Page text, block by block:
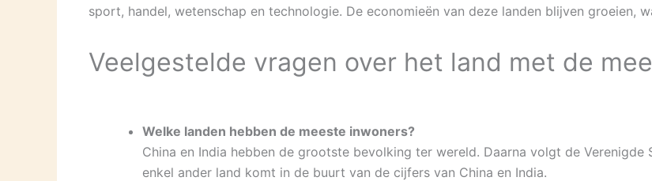
sport, handel, wetenschap en technologie. De economieën van deze landen blijven groeien,
Veelgestelde vragen over het land met de
Welke landen hebben de meeste inwoners?
China en India hebben de grootste bevolking ter wereld. Daarna volgt de Verenigde
enkel ander land komt in de buurt van de cijfers van China en India.